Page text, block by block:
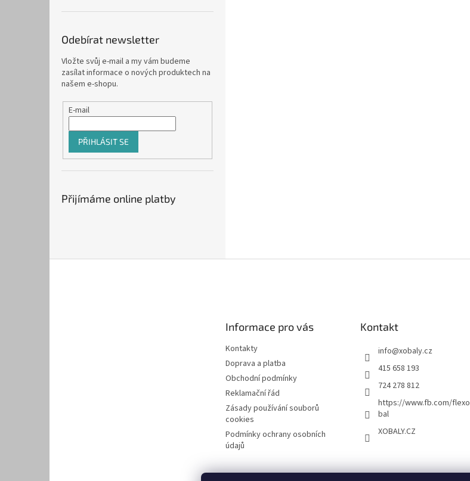
Odebírat newsletter
Vložte svůj e-mail a my vám budeme
zasílat informace o nových produktech na
našem e-shopu.
E-mail
PŘIHLÁSIT SE
Přijímáme online platby
Informace pro vás
Kontakty
Doprava a platba
Obchodní podmínky
Reklamační řád
Zásady používání souborů
cookies
Podmínky ochrany osobních
údajů
Kontakt
info@xobaly.cz
415 658 193
724 278 812
https://www.fb.com/flexo
bal
XOBALY.CZ